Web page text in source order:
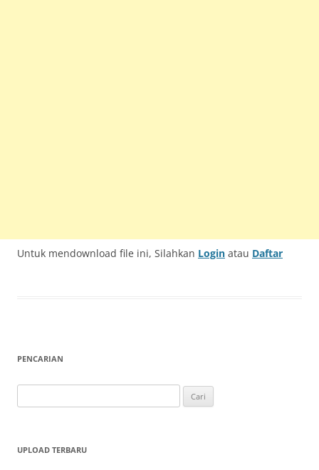
Untuk mendownload file ini, Silahkan Login atau Daftar
PENCARIAN
untuk:
UPLOAD TERBARU